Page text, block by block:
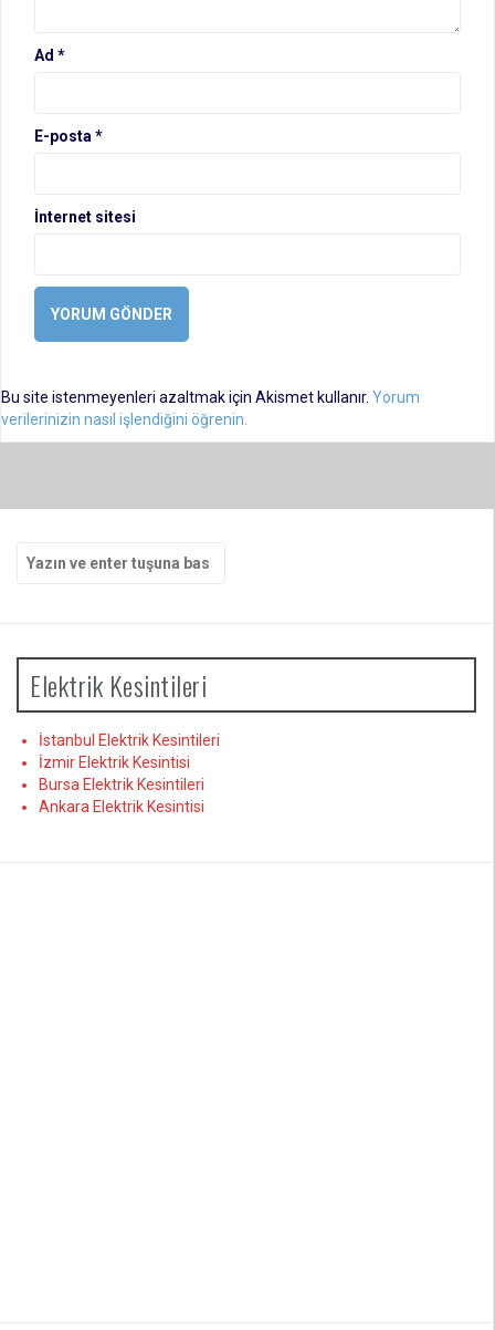
Ad *
E-posta *
İnternet sitesi
Bu site istenmeyenleri azaltmak için Akismet kullanır. Yorum
verilerinizin nasıl işlendiğini öğrenin.
yap:
Elektrik Kesintileri
İstanbul Elektrik Kesintileri
İzmir Elektrik Kesintisi
Bursa Elektrik Kesintileri
Ankara Elektrik Kesintisi